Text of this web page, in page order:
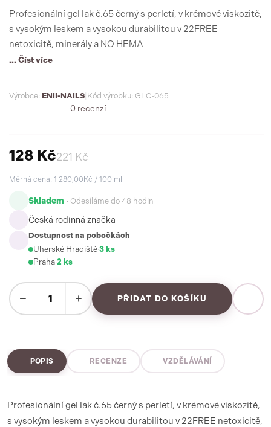
Profesionální gel lak č.65 černý s perletí, v krémové viskozitě,
s vysokým leskem a vysokou durabilitou v 22FREE
netoxicitě, minerály a NO HEMA
... Číst více
Výrobce: ENII-NAILS Kód výrobku: GLC-065
0 recenzí
128 Kč221 Kč
Měrná cena: 1 280,00Kč / 100 ml
Skladem · Odesíláme do 48 hodin
Česká rodinná značka
Dostupnost na pobočkách
Uherské Hradiště·3 ks
Praha·2 ks
− + PŘIDAT DO KOŠÍKU
POPIS RECENZE VZDĚLÁVÁNÍ
Profesionální gel lak č.65 černý s perletí, v krémové viskozitě,
s vysokým leskem a vysokou durabilitou v 22FREE netoxicitě,